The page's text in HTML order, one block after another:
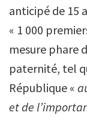
anticipé de 15
« 1 000
mesure phare
paternité, tel
République «
et de